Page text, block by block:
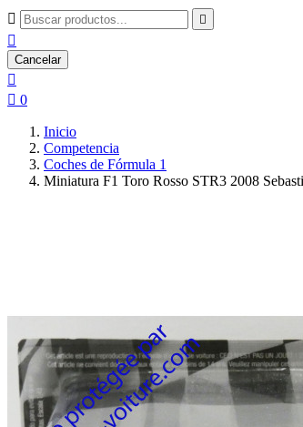
 

Cancelar

 0
Inicio
Competencia
Coches de Fórmula 1
Miniatura F1 Toro Rosso STR3 2008